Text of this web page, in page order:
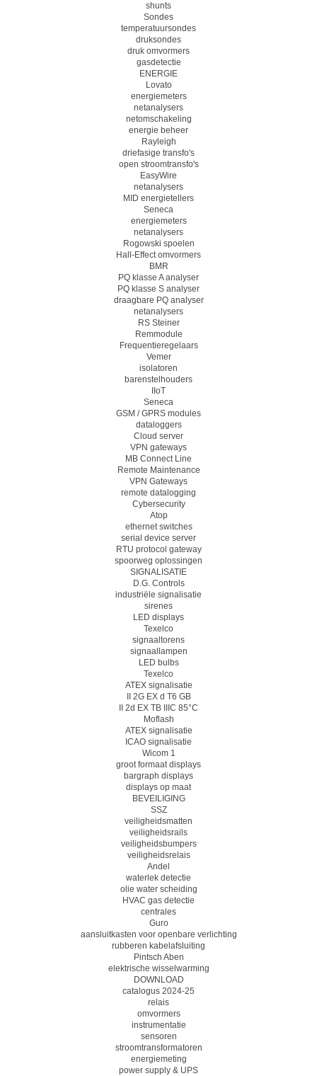
shunts
Sondes
temperatuursondes
druksondes
druk omvormers
gasdetectie
ENERGIE
Lovato
energiemeters
netanalysers
netomschakeling
energie beheer
Rayleigh
driefasige transfo's
open stroomtransfo's
EasyWire
netanalysers
MID energietellers
Seneca
energiemeters
netanalysers
Rogowski spoelen
Hall-Effect omvormers
BMR
PQ klasse A analyser
PQ klasse S analyser
draagbare PQ analyser
netanalysers
RS Steiner
Remmodule
Frequentieregelaars
Vemer
isolatoren
barenstelhouders
IIoT
Seneca
GSM / GPRS modules
dataloggers
Cloud server
VPN gateways
MB Connect Line
Remote Maintenance
VPN Gateways
remote datalogging
Cybersecurity
Atop
ethernet switches
serial device server
RTU protocol gateway
spoorweg oplossingen
SIGNALISATIE
D.G. Controls
industriële signalisatie
sirenes
LED displays
Texelco
signaaltorens
signaallampen
LED bulbs
Texelco
ATEX signalisatie
II 2G EX d T6 GB
II 2d EX TB IIIC 85°C
Moflash
ATEX signalisatie
ICAO signalisatie
Wicom 1
groot formaat displays
bargraph displays
displays op maat
BEVEILIGING
SSZ
veiligheidsmatten
veiligheidsrails
veiligheidsbumpers
veiligheidsrelais
Andel
waterlek detectie
olie water scheiding
HVAC gas detectie
centrales
Guro
aansluitkasten voor openbare verlichting
rubberen kabelafsluiting
Pintsch Aben
elektrische wisselwarming
DOWNLOAD
catalogus 2024-25
relais
omvormers
instrumentatie
sensoren
stroomtransformatoren
energiemeting
power supply & UPS